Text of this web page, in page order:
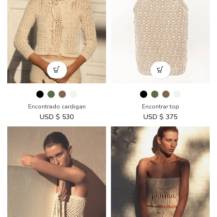
Encontrado cardigan
USD $ 530
Encontrar top
USD $ 375